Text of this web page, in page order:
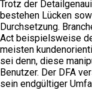
Trotz der
bestehen Lücken
Durchsetzung.
Act beispielsweise
meisten
sei denn, diese
Benutzer. Der DFA
sein endgültiger